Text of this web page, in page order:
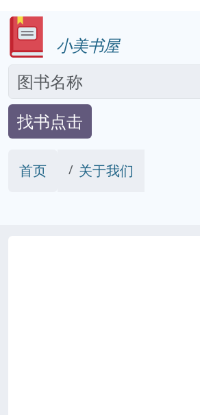
小美书屋
找书点击
首页 关于我们